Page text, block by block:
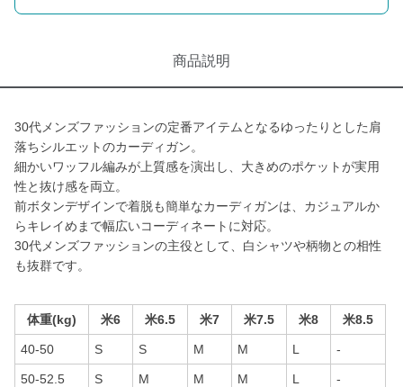
商品説明
30代メンズファッションの定番アイテムとなるゆったりとした肩
落ちシルエットのカーディガン。
細かいワッフル編みが上質感を演出し、大きめのポケットが実用
性と抜け感を両立。
前ボタンデザインで着脱も簡単なカーディガンは、カジュアルか
らキレイめまで幅広いコーディネートに対応。
30代メンズファッションの主役として、白シャツや柄物との相性
も抜群です。
体重(kg) 米6 米6.5 米7 米7.5 米8 米8.5
40-50 S S M M L -
50-52.5 S M M M L -